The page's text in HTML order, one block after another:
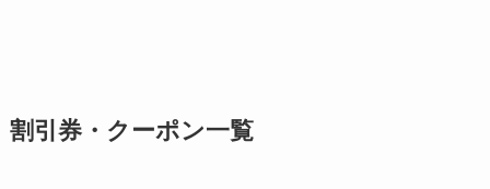
割引券・クーポン一覧